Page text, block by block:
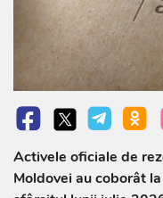
Activele oficiale de
Moldovei au coborât